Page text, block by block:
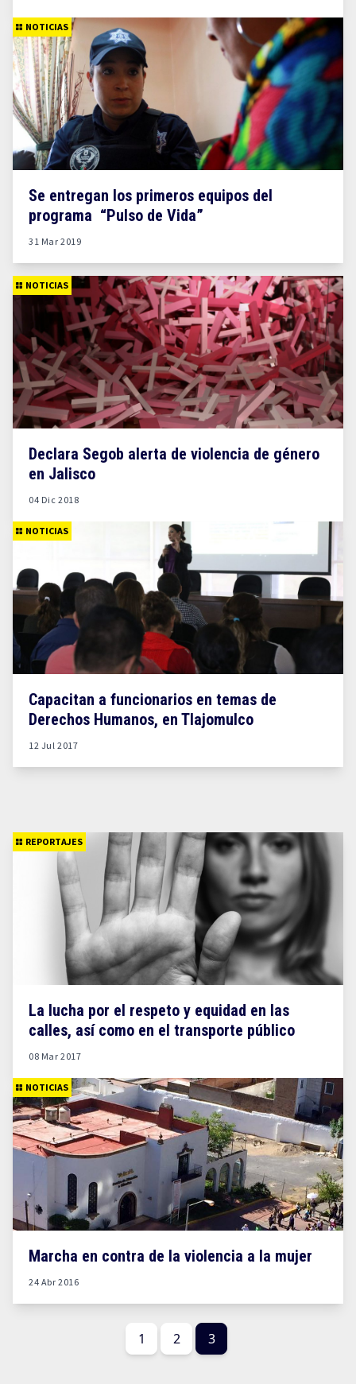
NOTICIAS
Se entregan los primeros equipos del
programa “Pulso de Vida”
31 Mar 2019
NOTICIAS
Declara Segob alerta de violencia de género
en Jalisco
04 Dic 2018
NOTICIAS
Capacitan a funcionarios en temas de
Derechos Humanos, en Tlajomulco
12 Jul 2017
REPORTAJES
La lucha por el respeto y equidad en las
calles, así como en el transporte público
08 Mar 2017
NOTICIAS
Marcha en contra de la violencia a la mujer
24 Abr 2016
1 2 3